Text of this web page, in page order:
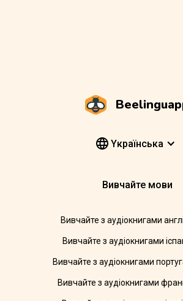
Yкраїнська
Вивчайте мови
Вивчайте з аудіокнигами
Вивчайте з аудіокнигами
Вивчайте з аудіокнигами
Вивчайте з аудіокнигами